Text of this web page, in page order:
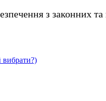
з законних
вибрати?)